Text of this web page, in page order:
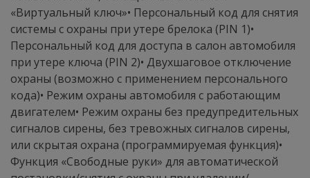
«Виртуальный ключ»• Персональный код для снятия
системы с охраны при утере брелока (PIN 1)•
Персональный код для доступа в салон автомобиля
при утере ключа (PIN 2)• Двухшаговое отключение
охраны (возможно с применением персонального
кода)• Режим охраны автомобиля с работающим
двигателем• Режим охраны без предупредительных
сигналов сирены, без тревожных сигналов сирены,
или скрытая охрана (программируемая функция)•
Функция «Свободные руки» для автоматической